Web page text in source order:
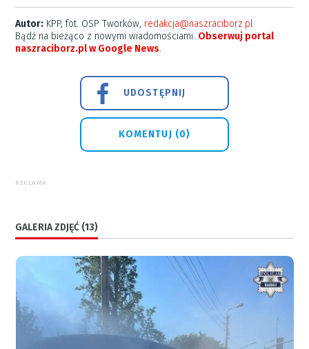
Autor: KPP, fot. OSP Tworków, redakcja@naszraciborz.pl
Bądź na bieżąco z nowymi wiadomościami. Obserwuj portal
naszraciborz.pl w Google News.
UDOSTĘPNIJ
KOMENTUJ (0)
REKLAMA
GALERIA ZDJĘĆ (13)